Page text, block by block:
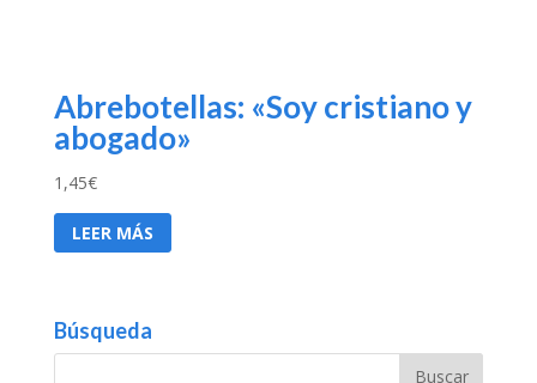
Abrebotellas: «Soy cristiano y
abogado»
1,45€
LEER MÁS
Búsqueda